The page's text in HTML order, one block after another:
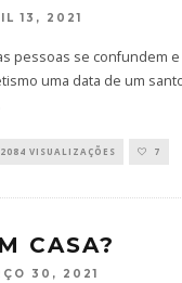
13, 2021
pessoas se confundem e
uma data de um
2084 VISUALIZAÇÕES 7
CASA?
30, 2021